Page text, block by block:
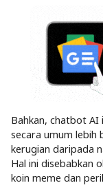
Bahkan, chatbot AI
secara umum lebih
kerugian daripada
Hal ini disebabkan
koin meme dan